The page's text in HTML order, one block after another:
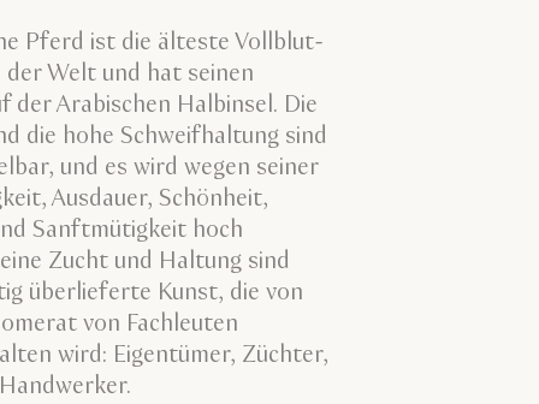
Pferd ist die älteste Vollblut-
Welt und hat seinen
der Arabischen Halbinsel. Die
die hohe Schweifhaltung sind
und es wird wegen seiner
Ausdauer, Schönheit,
Sanftmütigkeit hoch
Zucht und Haltung sind
überlieferte Kunst, die von
von Fachleuten
wird: Eigentümer, Züchter,